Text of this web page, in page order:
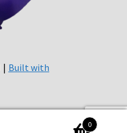
Built with
0